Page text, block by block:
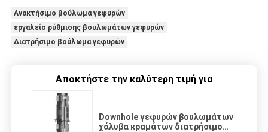
Ανακτήσιμο βούλωμα γεφυρών
εργαλείο ρύθμισης βουλωμάτων γεφυρών
Διατρήσιμο βούλωμα γεφυρών
Αποκτήστε την καλύτερη τιμή για
Downhole γεφυρών βουλωμάτων
χάλυβα κραμάτων διατρήσιμο